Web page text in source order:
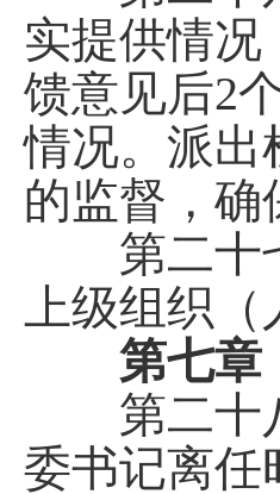
实提供情况
馈意见后2
情况。派出
的监督，确
第二十七
上级组织（
第七章
第二十八
委书记离任